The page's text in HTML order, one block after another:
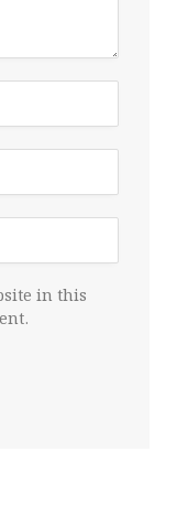
in this